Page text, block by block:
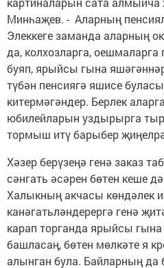
Минһаҗев. - Аларның
Элеккеге заманда аларның
да, колхозларга,
буяп, ярыйсы гына
түбән пенсиягә яшисе
китермәгәндер. Берлек
юбилейларын уздырырга
тормыш итү барыбер
Хәзер берүзеңә генә заказ
сәнгать әсәрен бөтен кеше
Халыкның акчасы көндәлек
канәгатьләндерергә генә
карап торганда ярыйсы
башласаң, бөтен мөлкәте я
алынган була. Байларның да